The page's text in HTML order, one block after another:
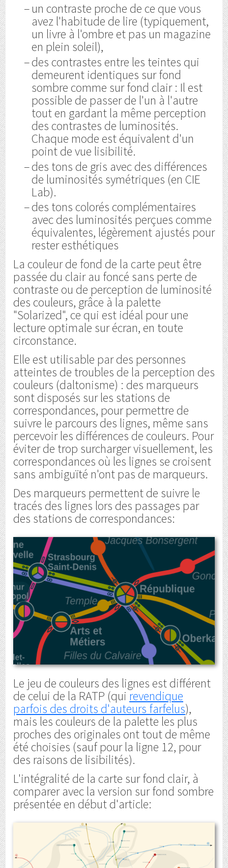
un contraste proche de ce que vous
avez l'habitude de lire (typiquement,
un livre à l'ombre et pas un magazine
en plein soleil),
des contrastes entre les teintes qui
demeurent identiques sur fond
sombre comme sur fond clair : Il est
possible de passer de l'un à l'autre
tout en gardant la même perception
des contrastes de luminosités.
Chaque mode est équivalent d'un
point de vue lisibilité.
des tons de gris avec des différences
de luminosités symétriques (en CIE
Lab).
des tons colorés complémentaires
avec des luminosités perçues comme
équivalentes, légèrement ajustés pour
rester esthétiques
La couleur de fond de la carte peut être
passée du clair au foncé sans perte de
contraste ou de perception de luminosité
des couleurs, grâce à la palette
"Solarized", ce qui est idéal pour une
lecture optimale sur écran, en toute
circonstance.
Elle est utilisable par des personnes
atteintes de troubles de la perception des
couleurs (daltonisme) : des marqueurs
sont disposés sur les stations de
correspondances, pour permettre de
suivre le parcours des lignes, même sans
percevoir les différences de couleurs. Pour
éviter de trop surcharger visuellement, les
correspondances où les lignes se croisent
sans ambiguïté n'ont pas de marqueurs.
Des marqueurs permettent de suivre le
tracés des lignes lors des passages par
des stations de correspondances:
Le jeu de couleurs des lignes est différent
de celui de la RATP (qui revendique
parfois des droits d'auteurs farfelus),
mais les couleurs de la palette les plus
proches des originales ont tout de même
été choisies (sauf pour la ligne 12, pour
des raisons de lisibilités).
L'intégralité de la carte sur fond clair, à
comparer avec la version sur fond sombre
présentée en début d'article: